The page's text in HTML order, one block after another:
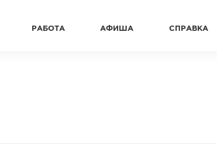
РАБОТА АФИША СПРАВКА